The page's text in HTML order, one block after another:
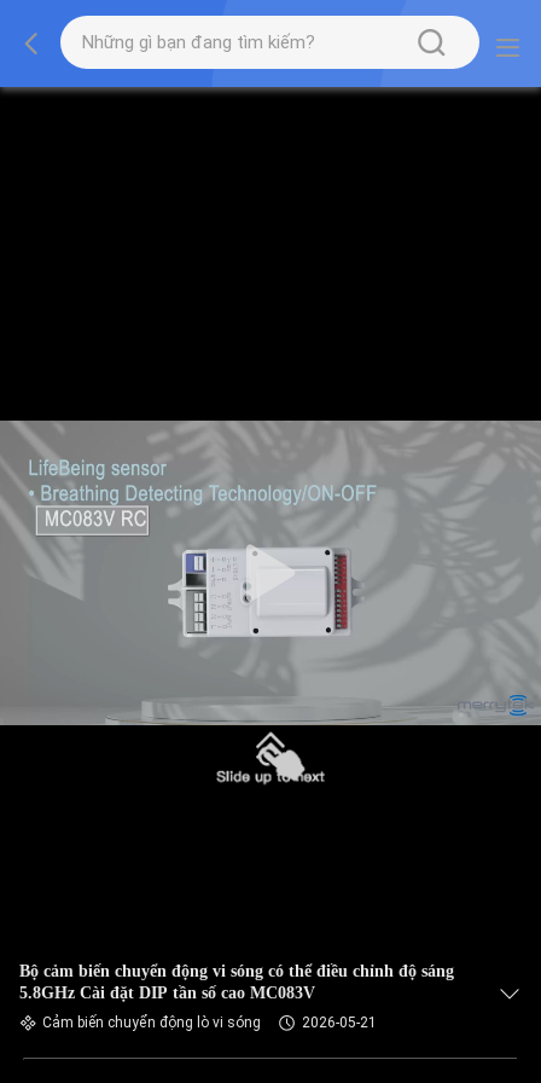
Bộ cảm biến chuyển động vi sóng có thể điều chỉnh độ sáng
5.8GHz Cài đặt DIP tần số cao MC083V
Cảm biến chuyển động lò vi sóng 2026-05-21